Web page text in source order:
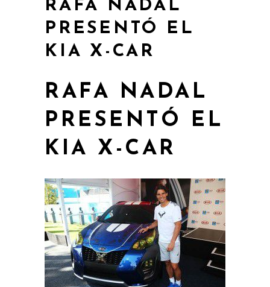
RAFA NADAL
PRESENTÓ EL
KIA X-CAR
RAFA NADAL
PRESENTÓ EL
KIA X-CAR